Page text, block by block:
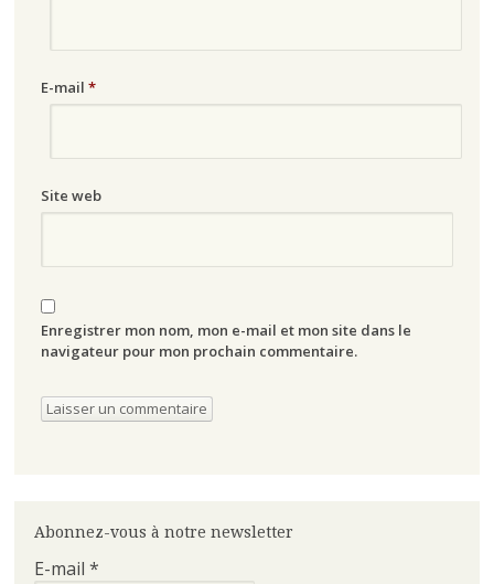
E-mail *
Site web
Enregistrer mon nom, mon e-mail et mon site dans le
navigateur pour mon prochain commentaire.
Abonnez-vous à notre newsletter
E-mail *